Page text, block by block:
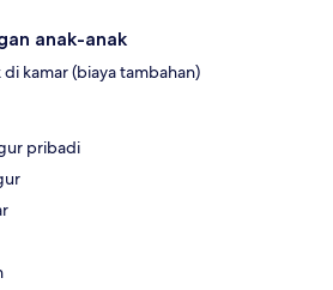
anak-anak
kamar (biaya tambahan)
pribadi